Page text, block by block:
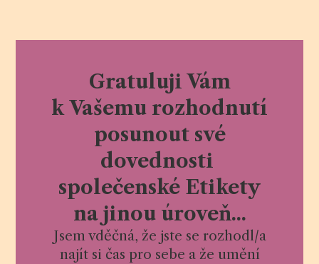
Gratuluji Vám
k Vašemu rozhodnutí
posunout své
dovednosti
společenské Etikety
na jinou úroveň...
Jsem vděčná, že jste se rozhodl/a
najít si čas pro sebe a že umění